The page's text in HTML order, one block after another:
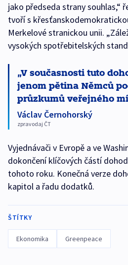
jako předseda strany souhlas,“
tvoří s
Merkelové stranickou unii.
vysokých spotřebitelských
V současnosti tuto
jenom pětina Němců
průzkumů veřejného
Václav Černohorský
zpravodaj ČT
Vyjednávači v Evropě a ve
dokončení klíčových částí
tohoto roku. Konečná verze
kapitol a řadu dodatků.
ŠTÍTKY
Ekonomika Greenpeace